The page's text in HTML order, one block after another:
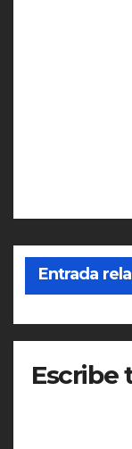
Entrada
Escribe